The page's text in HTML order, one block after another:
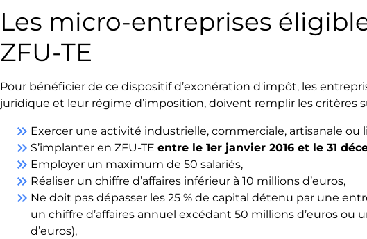
Les micro-entreprises
ZFU-TE
Pour bénéficier de ce dispositif d’exonération d'impôt, les
juridique et leur régime d’imposition, doivent remplir les critères
keyboard_double_arrow_right Exercer une activité industrielle, commerciale, artisanale ou
keyboard_double_arrow_right S’implanter en ZFU-TEentre le 1er janvier 2016 et le 31
keyboard_double_arrow_right Employer un maximum de 50 salariés,
keyboard_double_arrow_right Réaliser un chiffre d’affaires inférieur à 10 millions d’euros,
keyboard_double_arrow_right Ne doit pas dépasser les 25 % de capital détenu par une
un chiffre d’affaires annuel excédant 50 millions d’euros ou
d’euros),